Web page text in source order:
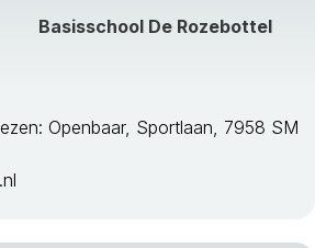
Basisschool De Rozebottel
Openbaar, Sportlaan, 7958 SM